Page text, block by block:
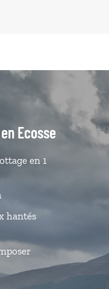
Ecosse
en 1
hantés